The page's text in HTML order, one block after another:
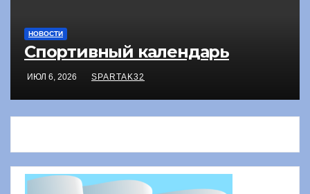
НОВОСТИ
Спортивный календарь
ИЮЛ 6, 2026 SPARTAK32